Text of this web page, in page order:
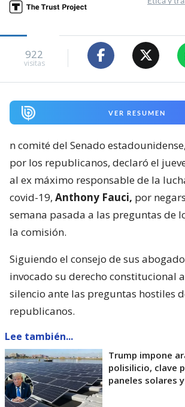
922
visitas
VER RESUMEN
n comité del Senado
por los republicanos, declaró el
al ex máximo responsable de la
covid-19, Anthony Fauci, por
semana pasada a las preguntas de
la comisión.
Siguiendo el consejo de sus
invocado su derecho constitucional
silencio ante las preguntas hostiles
republicanos.
Lee también...
Trump impone
polisilicio, clave
paneles solares